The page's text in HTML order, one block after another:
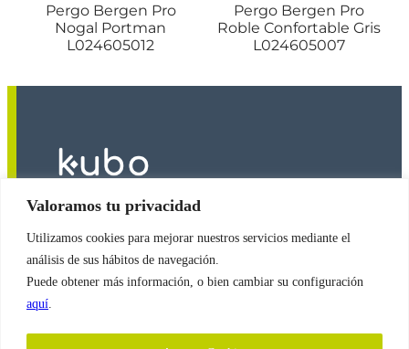
Valoramos tu privacidad
Utilizamos cookies para mejorar nuestros servicios mediante el
análisis de sus hábitos de navegación.
Puede obtener más información, o bien cambiar su configuración
aquí
Pergo Bergen Pro
Nogal Portman
L024605012
Pergo Bergen Pro
Roble Confortable Gris
L024605007
2026
Política de Cookies